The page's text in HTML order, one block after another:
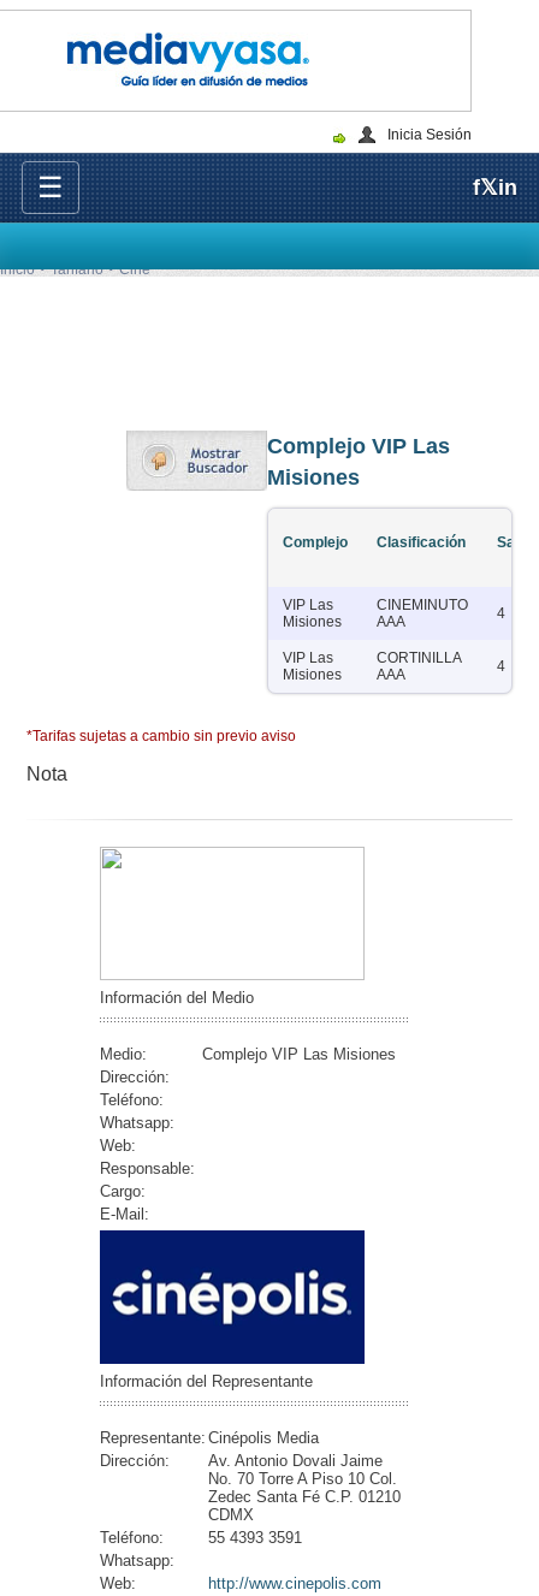
Inicia Sesión
☰ f𝕏in
Inicio Tarifario Cine
Complejo VIP Las
Misiones
Complejo Clasificación Salas
VIP Las
Misiones
CINEMINUTO
AAA
4
VIP Las
Misiones
CORTINILLA
AAA
4
*Tarifas sujetas a cambio sin previo aviso
Nota
Información del Medio
Medio:
Complejo VIP Las Misiones
Dirección:
Teléfono:
Whatsapp:
Web:
Responsable:
Cargo:
E-Mail:
Información del Representante
Representante: Cinépolis Media
Dirección:
Av. Antonio Dovali Jaime
No. 70 Torre A Piso 10 Col.
Zedec Santa Fé C.P. 01210
CDMX
Teléfono:
55 4393 3591
Whatsapp:
Web:
http://www.cinepolis.com